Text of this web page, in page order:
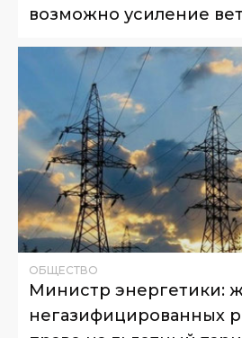
возможно усиление
ОБЩЕСТВО
Министр энергетики:
негазифицированных